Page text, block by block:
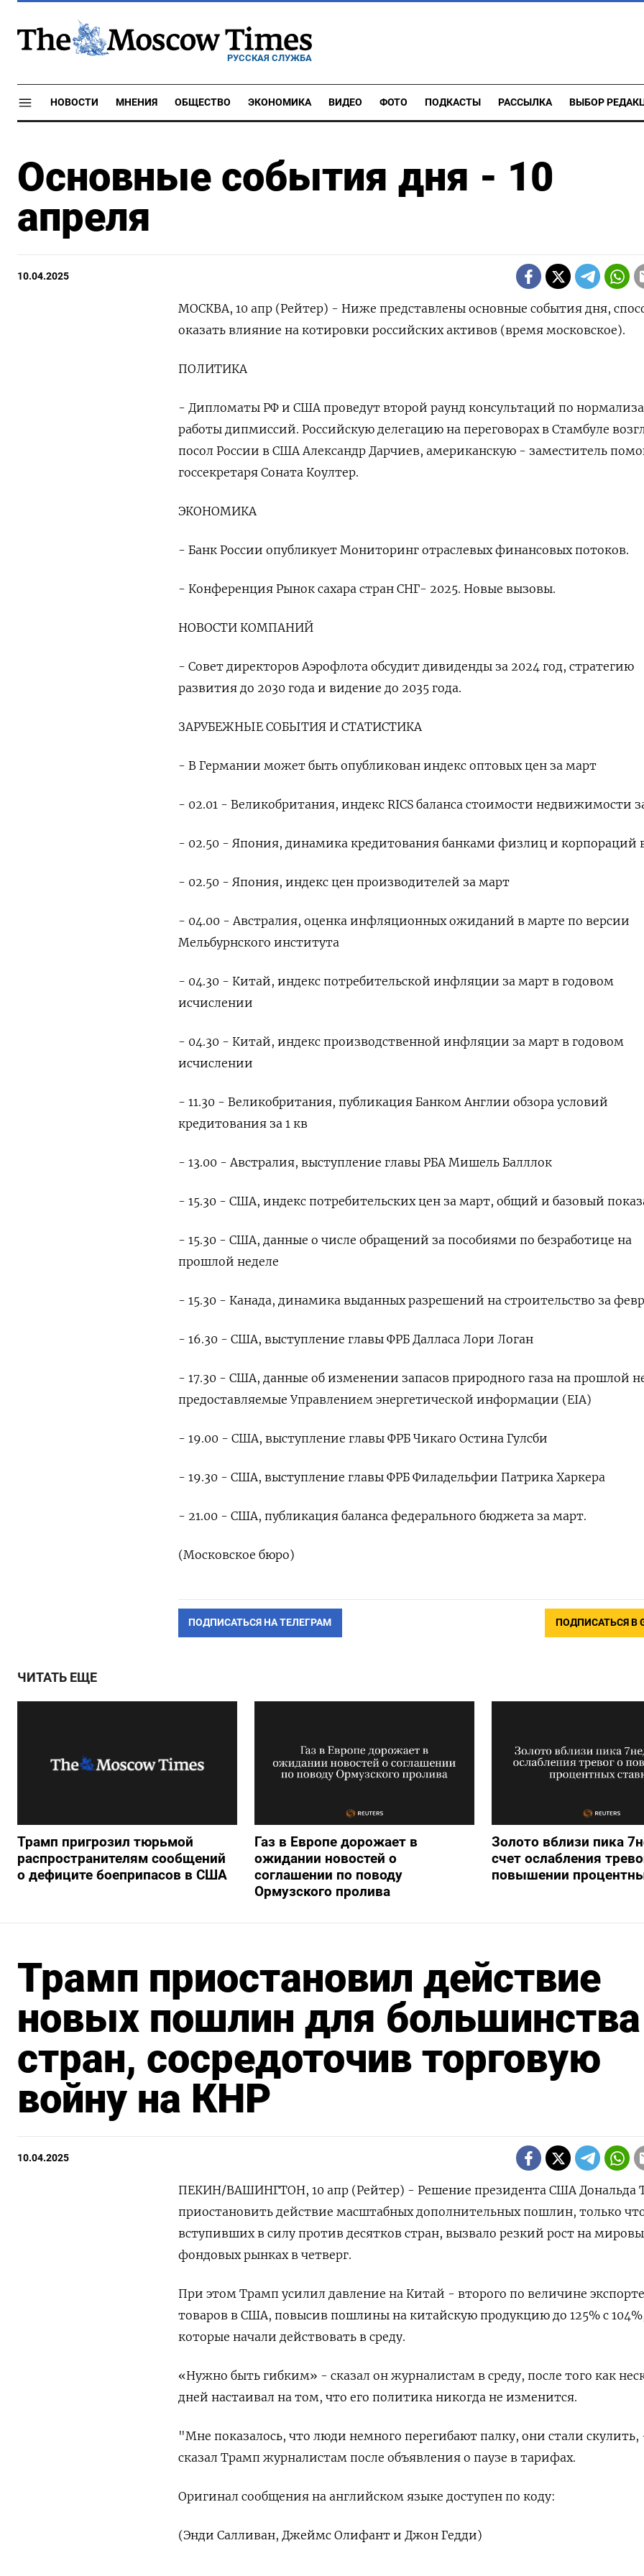
РУССКАЯ СЛУЖБА
НОВОСТИ МНЕНИЯ ОБЩЕСТВО ЭКОНОМИКА ВИДЕО ФОТО ПОДКАСТЫ РАССЫЛКА ВЫБОР
Основные события дня - 10
апреля
10.04.2025
МОСКВА, 10 апр (Рейтер) - Ниже представлены основные события дня,
оказать влияние на котировки российских активов (время московское).
ПОЛИТИКА
- Дипломаты РФ и США проведут второй раунд консультаций по
работы дипмиссий. Российскую делегацию на переговорах в Стамбуле
посол России в США Александр Дарчиев, американскую - заместитель
госсекретаря Соната Коултер.
ЭКОНОМИКА
- Банк России опубликует Мониторинг отраслевых финансовых потоков.
- Конференция Рынок сахара стран СНГ- 2025. Новые вызовы.
НОВОСТИ КОМПАНИЙ
- Совет директоров Аэрофлота обсудит дивиденды за 2024 год, стратегию
развития до 2030 года и видение до 2035 года.
ЗАРУБЕЖНЫЕ СОБЫТИЯ И СТАТИСТИКА
- В Германии может быть опубликован индекс оптовых цен за март
- 02.01 - Великобритания, индекс RICS баланса стоимости недвижимости
- 02.50 - Япония, динамика кредитования банками физлиц и корпораций
- 02.50 - Япония, индекс цен производителей за март
- 04.00 - Австралия, оценка инфляционных ожиданий в марте по версии
Мельбурнского института
- 04.30 - Китай, индекс потребительской инфляции за март в годовом
исчислении
- 04.30 - Китай, индекс производственной инфляции за март в годовом
исчислении
- 11.30 - Великобритания, публикация Банком Англии обзора условий
кредитования за 1 кв
- 13.00 - Австралия, выступление главы РБА Мишель Балллок
- 15.30 - США, индекс потребительских цен за март, общий и базовый
- 15.30 - США, данные о числе обращений за пособиями по безработице на
прошлой неделе
- 15.30 - Канада, динамика выданных разрешений на строительство за
- 16.30 - США, выступление главы ФРБ Далласа Лори Логан
- 17.30 - США, данные об изменении запасов природного газа на прошлой
предоставляемые Управлением энергетической информации (EIA)
- 19.00 - США, выступление главы ФРБ Чикаго Остина Гулсби
- 19.30 - США, выступление главы ФРБ Филадельфии Патрика Харкера
- 21.00 - США, публикация баланса федерального бюджета за март.
(Московское бюро)
ПОДПИСАТЬСЯ НА ТЕЛЕГРАМ ПОДПИСАТЬСЯ В
ЧИТАТЬ ЕЩЕ
Трамп пригрозил тюрьмой
распространителям сообщений
о дефиците боеприпасов в США
Газ в Европе дорожает в
ожидании новостей о
соглашении по поводу
Ормузского пролива
Золото вблизи пика
счет ослабления
повышении
Трамп приостановил действие
новых пошлин для большинства
стран, сосредоточив торговую
войну на КНР
10.04.2025
ПЕКИН/ВАШИНГТОН, 10 апр (Рейтер) - Решение президента США Дональда
приостановить действие масштабных дополнительных пошлин, только
вступивших в силу против десятков стран, вызвало резкий рост на
фондовых рынках в четверг.
При этом Трамп усилил давление на Китай - второго по величине
товаров в США, повысив пошлины на китайскую продукцию до 125% с
которые начали действовать в среду.
«Нужно быть гибким» - сказал он журналистам в среду, после того как
дней настаивал на том, что его политика никогда не изменится.
"Мне показалось, что люди немного перегибают палку, они стали скулить,
сказал Трамп журналистам после объявления о паузе в тарифах.
Оригинал сообщения на английском языке доступен по коду:
(Энди Салливан, Джеймс Олифант и Джон Гедди)